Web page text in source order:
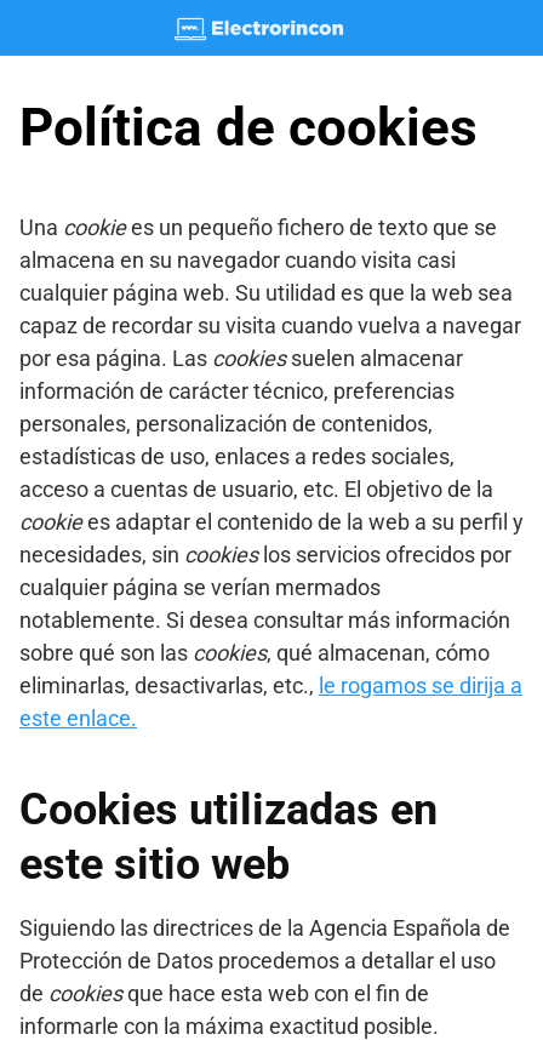
Política de cookies
Una cookiees un pequeño fichero de texto que se
almacena en su navegador cuando visita casi
cualquier página web. Su utilidad es que la web sea
capaz de recordar su visita cuando vuelva a navegar
por esa página. Las cookiessuelen almacenar
información de carácter técnico, preferencias
personales, personalización de contenidos,
estadísticas de uso, enlaces a redes sociales,
acceso a cuentas de usuario, etc. El objetivo de la
cookiees adaptar el contenido de la web a su perfil y
necesidades, sin cookieslos servicios ofrecidos por
cualquier página se verían mermados
notablemente. Si desea consultar más información
sobre qué son las cookies, qué almacenan, cómo
eliminarlas, desactivarlas, etc., le rogamos se dirija a
este enlace.
Cookies utilizadas en
este sitio web
Siguiendo las directrices de la Agencia Española de
Protección de Datos procedemos a detallar el uso
de cookiesque hace esta web con el fin de
informarle con la máxima exactitud posible.